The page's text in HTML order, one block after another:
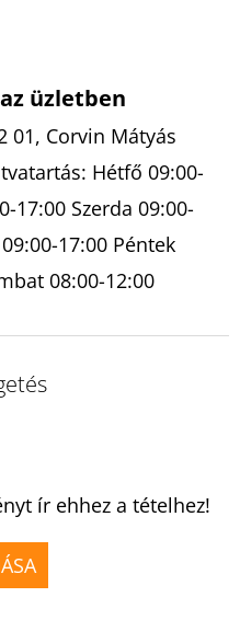
üzletben
01, Corvin Mátyás
Hétfő 09:00-
17:00 Szerda 09:00-
17:00 Péntek
08:00-12:00
ír ehhez a tételhez!